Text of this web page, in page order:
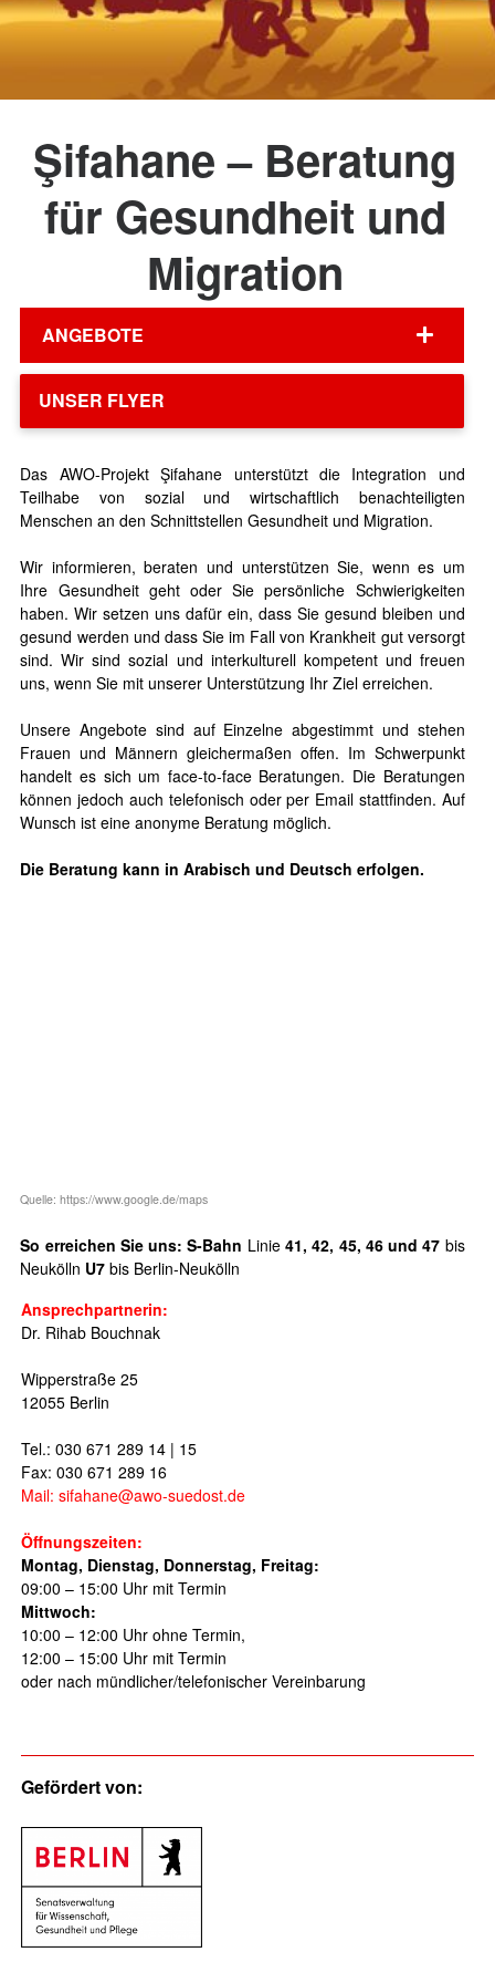
Şifahane – Beratung
für Gesundheit und
Migration
ANGEBOTE
UNSER FLYER
Das AWO-Projekt Şifahane unterstützt die Integration und
Teilhabe von sozial und wirtschaftlich benachteiligten
Menschen an den Schnittstellen Gesundheit und Migration.
Wir informieren, beraten und unterstützen Sie, wenn es um
Ihre Gesundheit geht oder Sie persönliche Schwierigkeiten
haben. Wir setzen uns dafür ein, dass Sie gesund bleiben und
gesund werden und dass Sie im Fall von Krankheit gut versorgt
sind. Wir sind sozial und interkulturell kompetent und freuen
uns, wenn Sie mit unserer Unterstützung Ihr Ziel erreichen.
Unsere Angebote sind auf Einzelne abgestimmt und stehen
Frauen und Männern gleichermaßen offen. Im Schwerpunkt
handelt es sich um face-to-face Beratungen. Die Beratungen
können jedoch auch telefonisch oder per Email stattfinden. Auf
Wunsch ist eine anonyme Beratung möglich.
Die Beratung kann in Arabisch und Deutsch erfolgen.
Quelle: https://www.google.de/maps
So erreichen Sie uns: S-Bahn Linie41, 42, 45, 46 und 47 bis
Neukölln U7 bis Berlin-Neukölln
Ansprechpartnerin:
Dr. Rihab Bouchnak
Wipperstraße 25
12055 Berlin
Tel.: 030 671 289 14 | 15
Fax: 030 671 289 16
Mail: sifahane@awo-suedost.de
Öffnungszeiten:
Montag, Dienstag, Donnerstag, Freitag:
09:00 – 15:00 Uhr mit Termin
Mittwoch:
10:00 – 12:00 Uhr ohne Termin,
12:00 – 15:00 Uhr mit Termin
oder nach mündlicher/telefonischer Vereinbarung
Gefördert von: